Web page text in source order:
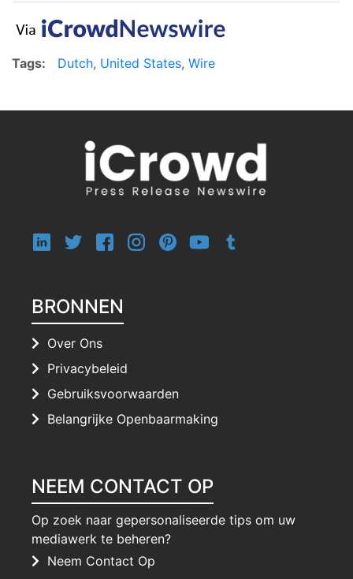
Tags: Dutch, United States, Wire
BRONNEN
Over Ons
Privacybeleid
Gebruiksvoorwaarden
Belangrijke Openbaarmaking
NEEM CONTACT OP
Op zoek naar gepersonaliseerde tips om uw
mediawerk te beheren?
Neem Contact Op